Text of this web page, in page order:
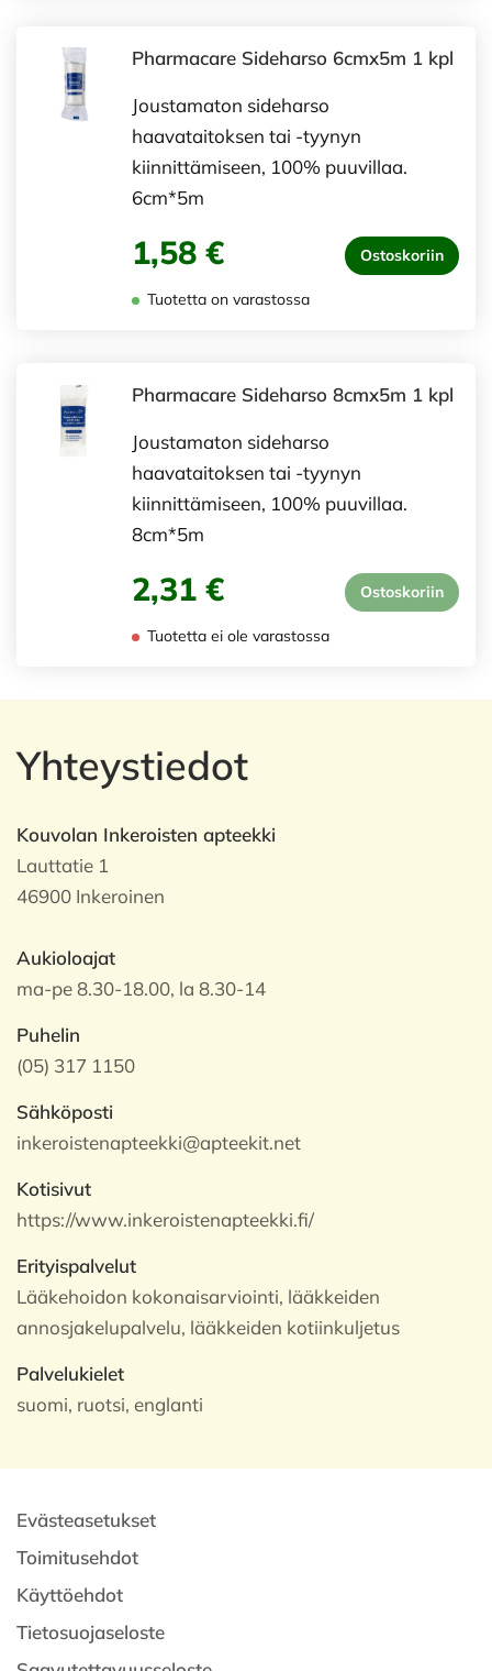
Pharmacare Sideharso 6cmx5m 1 kpl
Joustamaton sideharso
haavataitoksen tai -tyynyn
kiinnittämiseen, 100% puuvillaa.
6cm*5m
1,58 € Ostoskoriin
Tuotetta on varastossa
Pharmacare Sideharso 8cmx5m 1 kpl
Joustamaton sideharso
haavataitoksen tai -tyynyn
kiinnittämiseen, 100% puuvillaa.
8cm*5m
2,31 € Ostoskoriin
Tuotetta ei ole varastossa
Yhteystiedot
Kouvolan Inkeroisten apteekki
Lauttatie 1
46900 Inkeroinen
Aukioloajat
ma-pe 8.30-18.00, la 8.30-14
Puhelin
(05) 317 1150
Sähköposti
inkeroistenapteekki@apteekit.net
Kotisivut
https://www.inkeroistenapteekki.fi/
Erityispalvelut
Lääkehoidon kokonaisarviointi, lääkkeiden
annosjakelupalvelu, lääkkeiden kotiinkuljetus
Palvelukielet
suomi, ruotsi, englanti
Evästeasetukset
Toimitusehdot
Käyttöehdot
Tietosuojaseloste